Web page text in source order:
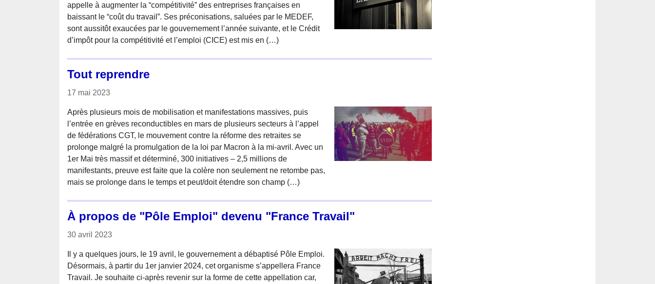
appelle à augmenter la “compétitivité” des entreprises françaises en
baissant le “coût du travail”. Ses préconisations, saluées par le MEDEF,
sont aussitôt exaucées par le gouvernement l’année suivante, et le Crédit
d’impôt pour la compétitivité et l’emploi (CICE) est mis en (…)
Tout reprendre
17 mai 2023
Après plusieurs mois de mobilisation et manifestations massives, puis
l’entrée en grèves reconductibles en mars de plusieurs secteurs à l’appel
de fédérations CGT, le mouvement contre la réforme des retraites se
prolonge malgré la promulgation de la loi par Macron à la mi-avril. Avec un
1er Mai très massif et déterminé, 300 initiatives – 2,5 millions de
manifestants, preuve est faite que la colère non seulement ne retombe pas,
mais se prolonge dans le temps et peut/doit étendre son champ (…)
À propos de "Pôle Emploi" devenu "France Travail"
30 avril 2023
Il y a quelques jours, le 19 avril, le gouvernement a débaptisé Pôle Emploi.
Désormais, à partir du 1er janvier 2024, cet organisme s’appellera France
Travail. Je souhaite ci-après revenir sur la forme de cette appellation car,